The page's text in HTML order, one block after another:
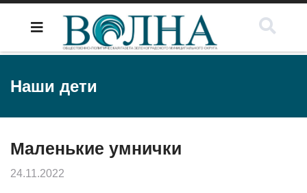
Наши дети
Маленькие умнички
24.11.2022